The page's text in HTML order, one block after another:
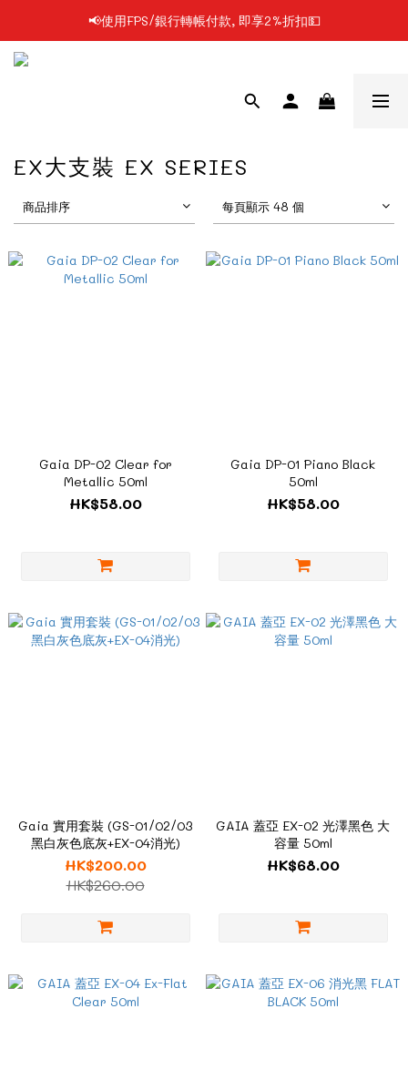
📢凡購物滿$199 順豐自提點免運費📦📦
📢使用FPS/銀行轉帳付款, 即享2%折扣💵
EX大支裝 EX SERIES
商品排序 每頁顯示 48 個
Gaia DP-02 Clear for
Metallic 50ml
HK$58.00
Gaia DP-01 Piano Black
50ml
HK$58.00
Gaia 實用套裝 (GS-01/02/03
黑白灰色底灰+EX-04消光)
HK$200.00
HK$260.00
GAIA 蓋亞 EX-02 光澤黑色 大
容量 50ml
HK$68.00